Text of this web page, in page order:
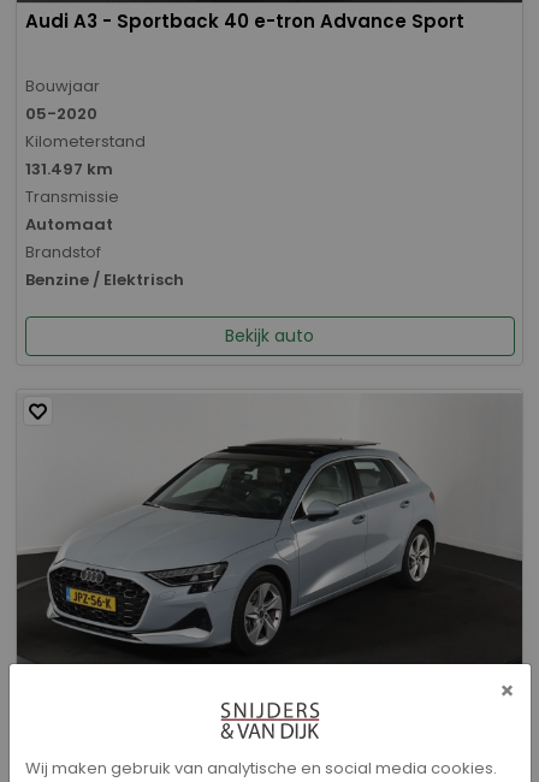
Audi A3 - Sportback 40 e-tron Advance Sport
Bouwjaar
05-2020
Kilometerstand
131.497 km
Transmissie
Automaat
Brandstof
Benzine / Elektrisch
Bekijk auto
Audi A3 - Sportback 40 TFSI e Advanced edition
×
Wij maken gebruik van analytische en social media cookies.